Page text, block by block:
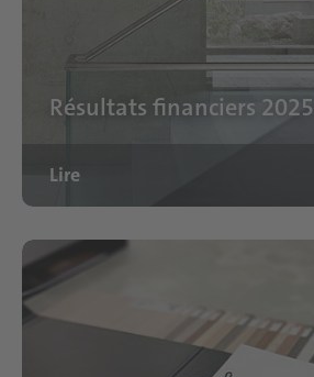
Résultats financiers 2025
Lire